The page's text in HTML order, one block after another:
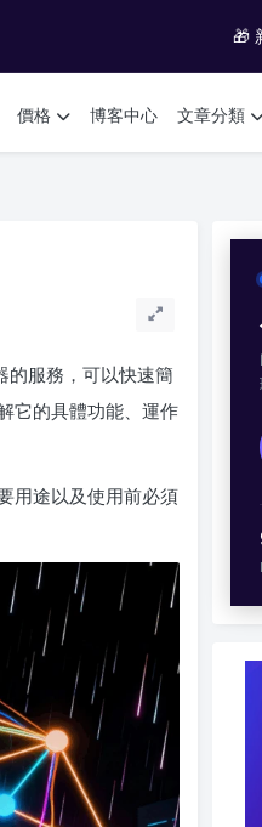
🎁
價格 博客中心 文章分類
服務，可以快速簡
它的具體功能、運作
用途以及使用前必須